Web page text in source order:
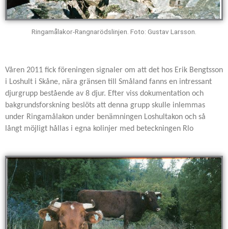
Ringamålakor-Rangnarödslinjen. Foto: Gustav Larsson.
Våren 2011 fick föreningen signaler om att det hos Erik Bengtsson
i Loshult i Skåne, nära gränsen till Småland fanns en intressant
djurgrupp bestående av 8 djur. Efter viss dokumentation och
bakgrundsforskning beslöts att denna grupp skulle inlemmas
under Ringamålakon under benämningen Loshultakon och så
långt möjligt hållas i egna kolinjer med beteckningen Rlo